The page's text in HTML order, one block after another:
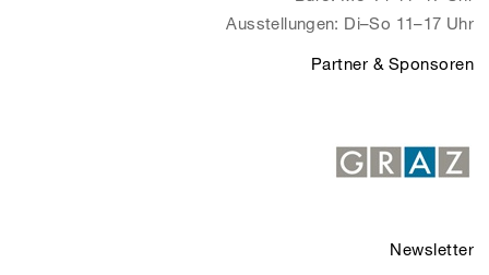
Ausstellungen: Di–So 11–17 Uhr
Partner & Sponsoren
Newsletter